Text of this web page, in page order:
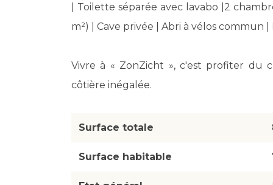
| Toilette séparée avec lavabo |2
m²) | Cave privée | Abri à vélos commun
Vivre à « ZonZicht », c'est profiter du
côtière inégalée.
Surface totale
Surface habitable